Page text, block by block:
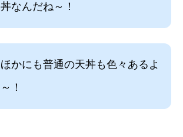
丼なんだね～！
ほかにも普通の天丼も色々あるよ
～！